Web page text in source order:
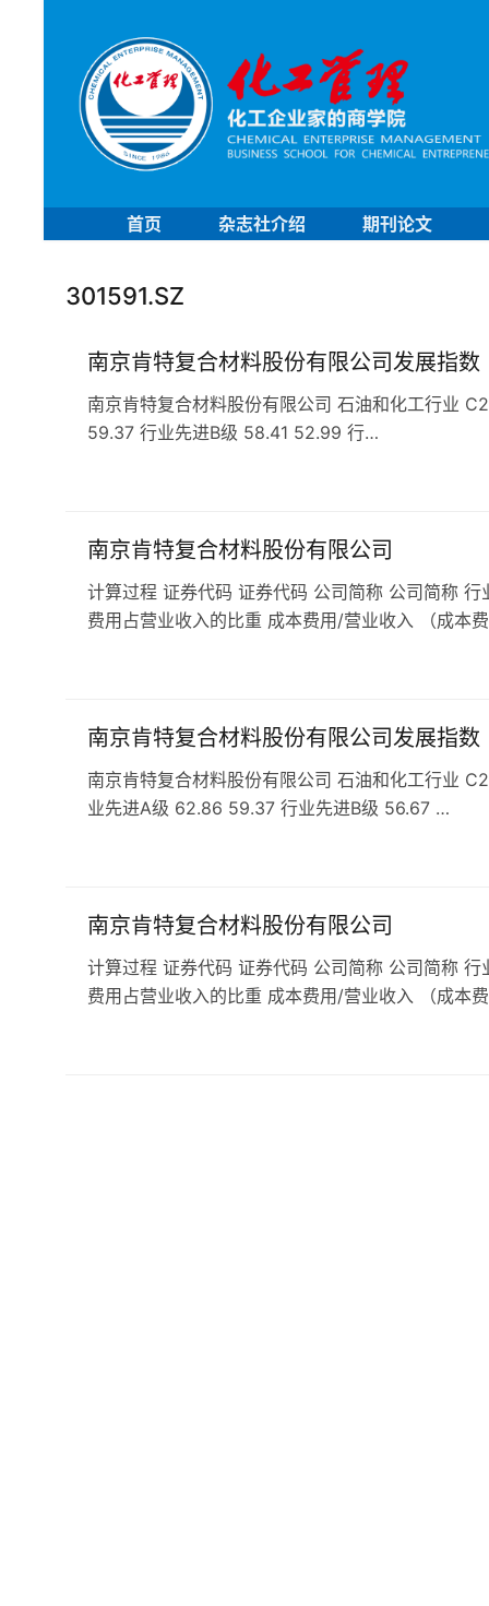
首页 杂志社介绍 期刊论文
301591.SZ
南京肯特复合材料股份有限公司发展指数
南京肯特复合材料股份有限公司 石油和化工行业
59.37 行业先进B级 58.41 52.99 行…
南京肯特复合材料股份有限公司
计算过程 证券代码 证券代码 公司简称 公司简称
费用占营业收入的比重 成本费用/营业收入 （成本
南京肯特复合材料股份有限公司发展指数
南京肯特复合材料股份有限公司 石油和化工行业
业先进A级 62.86 59.37 行业先进B级 56.67 …
南京肯特复合材料股份有限公司
计算过程 证券代码 证券代码 公司简称 公司简称
费用占营业收入的比重 成本费用/营业收入 （成本